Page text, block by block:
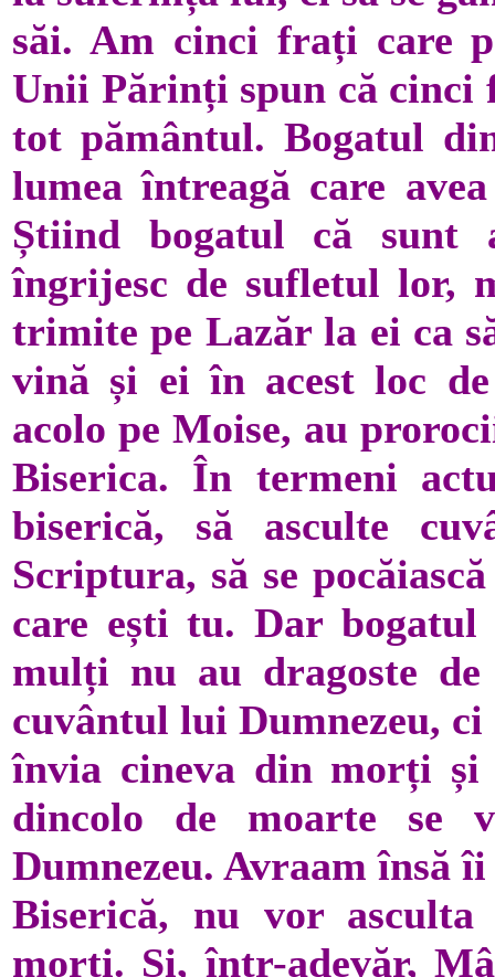
săi. Am cinci frați care
Unii Părinți spun că cinci
tot pământul. Bogatul
lumea întreagă care
Știind bogatul că sunt
îngrijesc de sufletul lor,
trimite pe Lazăr la ei ca
vină și ei în acest loc
acolo pe Moise, au
Biserica. În termeni
biserică, să asculte
Scriptura, să se
care ești tu. Dar
mulți nu au dragoste
cuvântul lui Dumnezeu,
învia cineva din morți și
dincolo de moarte se
Dumnezeu. Avraam însă
Biserică, nu vor
morți. Și, într-adevăr,